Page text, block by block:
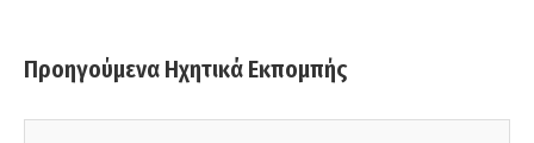
Προηγούμενα Ηχητικά Εκπομπής